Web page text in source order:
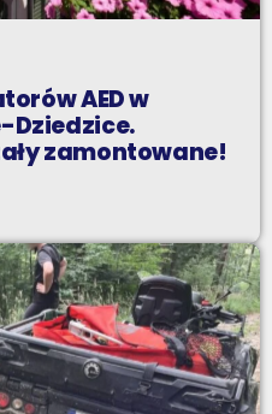
AED w
Dziedzice.
zamontowane!